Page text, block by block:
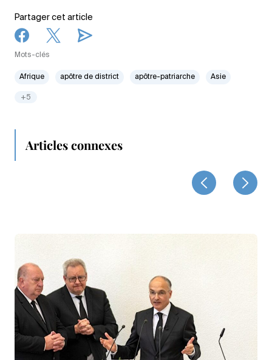
Partager cet article
Mots-clés
Afrique apôtre de district apôtre-patriarche Asie
+5
Articles connexes